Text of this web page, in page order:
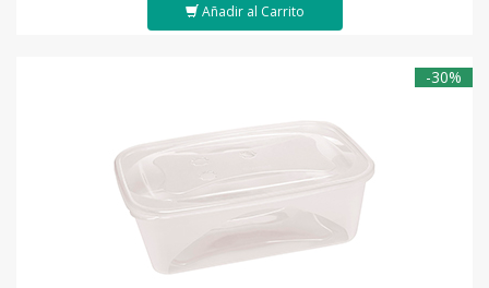
Añadir al Carrito
-30%